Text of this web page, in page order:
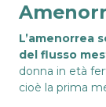
L’amenorrea
del flusso
donna in età
cioè la prima